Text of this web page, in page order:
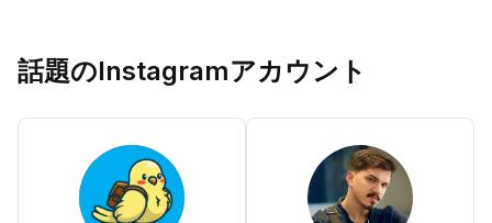
話題のInstagramアカウント